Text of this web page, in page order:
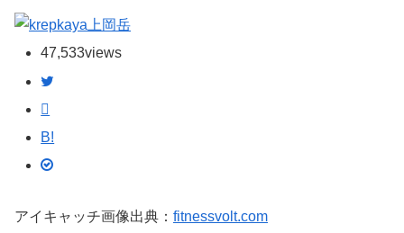
上岡岳
47,533views
B!
アイキャッチ画像出典： fitnessvolt.com